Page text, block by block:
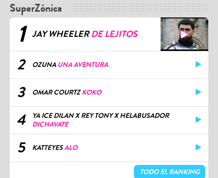
SuperZónica
1 JAY WHEELERDE LEJITOS
2 OZUNA UNA AVENTURA
3 OMAR COURTZKOKO
4
YA ICE DILAN X REY TONY X HELABUSADOR
DICHAVATE
5 KATTEYESALO
TODO EL RANKING